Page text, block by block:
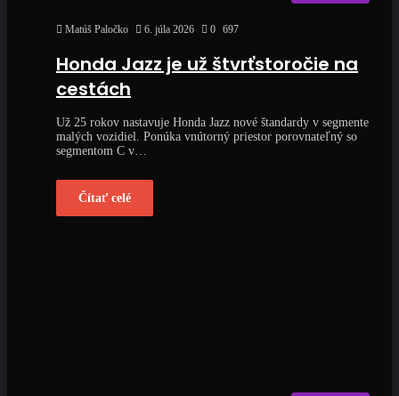
Matúš Paločko 6. júla 2026 0 697
Honda Jazz je už štvrťstoročie na
cestách
Už 25 rokov nastavuje Honda Jazz nové štandardy v segmente
malých vozidiel. Ponúka vnútorný priestor porovnateľný so
segmentom C v…
Čítať celé